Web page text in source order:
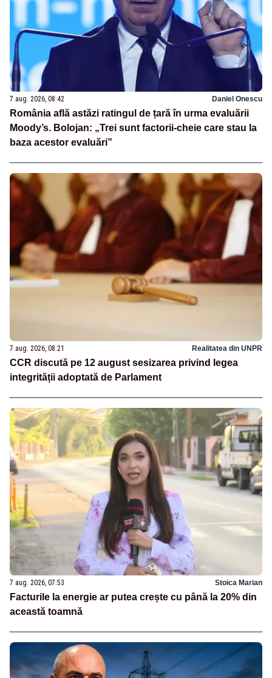
7 aug. 2026, 08:42 Daniel Onescu
România află astăzi ratingul de țară în urma evaluării
Moody’s. Bolojan: „Trei sunt factorii-cheie care stau la
baza acestor evaluări”
7 aug. 2026, 08:21 Realitatea din UNPR
CCR discută pe 12 august sesizarea privind legea
integrității adoptată de Parlament
7 aug. 2026, 07:53 Stoica Marian
Facturile la energie ar putea crește cu până la 20% din
această toamnă